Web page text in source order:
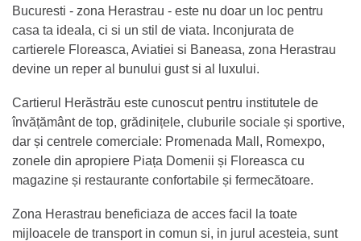
Bucuresti - zona Herastrau - este nu doar un loc pentru
casa ta ideala, ci si un stil de viata. Inconjurata de
cartierele Floreasca, Aviatiei si Baneasa, zona Herastrau
devine un reper al bunului gust si al luxului.
Cartierul Herăstrău este cunoscut pentru institutele de
învățământ de top, grădinițele, cluburile sociale și sportive,
dar și centrele comerciale: Promenada Mall, Romexpo,
zonele din apropiere Piața Domenii și Floreasca cu
magazine și restaurante confortabile și fermecătoare.
Zona Herastrau beneficiaza de acces facil la toate
mijloacele de transport in comun si, in jurul acesteia, sunt